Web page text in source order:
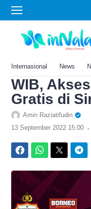
Internasional News
Home›Bola
Link Live
FC Kick
WIB,
Gratis di
Amin Raziatifudin
13 September 2022 15:00 .